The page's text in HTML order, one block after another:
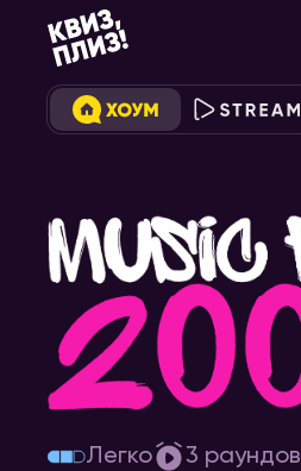
[music party 2000-е] #2
Легко 3 раундов